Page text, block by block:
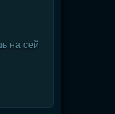
на сей